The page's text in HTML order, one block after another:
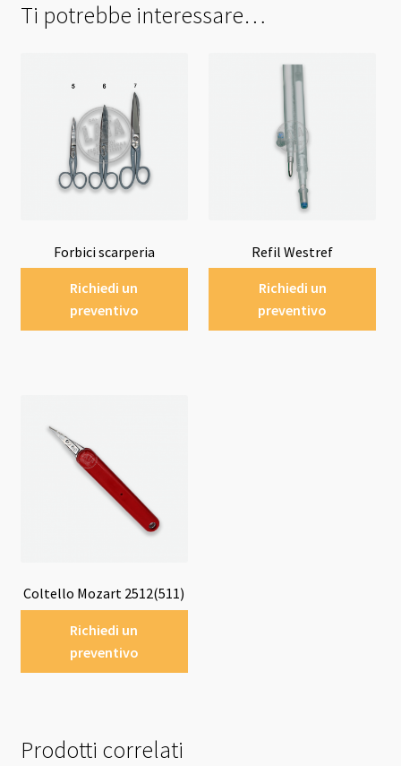
Ti potrebbe interessare…
Forbici scarperia
Richiedi un
preventivo
Refil Westref
Richiedi un
preventivo
Coltello Mozart 2512(511)
Richiedi un
preventivo
Prodotti correlati